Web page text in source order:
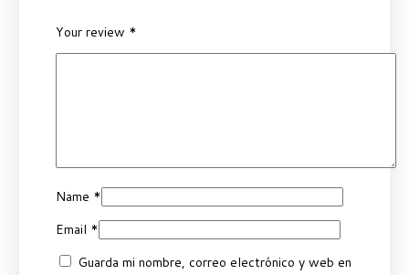
Your review *
Name *
Email *
Guarda mi nombre, correo electrónico y web en